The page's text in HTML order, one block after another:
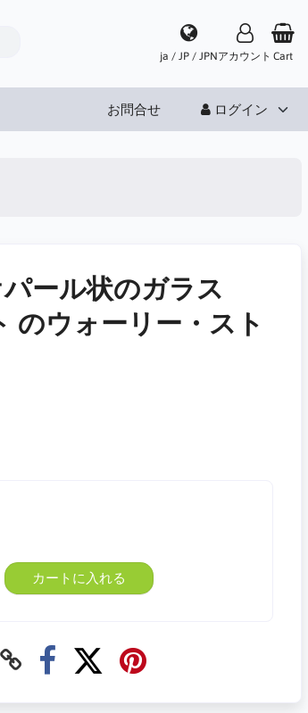
ja / JP / JPNアカウント Cart
お問合せ ログイン
ール状のガラス
のウォーリー・スト
カートに入れる